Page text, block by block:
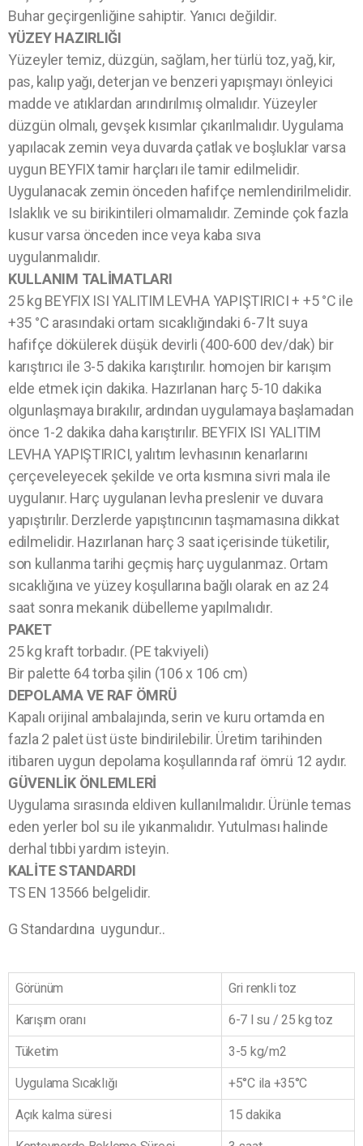
Buhar geçirgenliğine sahiptir. Yanıcı değildir.
YÜZEY HAZIRLIĞI
Yüzeyler temiz, düzgün, sağlam, her türlü toz, yağ, kir,
pas, kalıp yağı, deterjan ve benzeri yapışmayı önleyici
madde ve atıklardan arındırılmış olmalıdır. Yüzeyler
düzgün olmalı, gevşek kısımlar çıkarılmalıdır. Uygulama
yapılacak zemin veya duvarda çatlak ve boşluklar varsa
uygun BEYFIX tamir harçları ile tamir edilmelidir.
Uygulanacak zemin önceden hafifçe nemlendirilmelidir.
Islaklık ve su birikintileri olmamalıdır. Zeminde çok fazla
kusur varsa önceden ince veya kaba sıva
uygulanmalıdır.
KULLANIM TALİMATLARI
25 kg BEYFIX ISI YALITIM LEVHA YAPIŞTIRICI + +5 °C ile
+35 °C arasındaki ortam sıcaklığındaki 6-7 lt suya
hafifçe dökülerek düşük devirli (400-600 dev/dak) bir
karıştırıcı ile 3-5 dakika karıştırılır. homojen bir karışım
elde etmek için dakika. Hazırlanan harç 5-10 dakika
olgunlaşmaya bırakılır, ardından uygulamaya başlamadan
önce 1-2 dakika daha karıştırılır. BEYFIX ISI YALITIM
LEVHA YAPIŞTIRICI, yalıtım levhasının kenarlarını
çerçeveleyecek şekilde ve orta kısmına sivri mala ile
uygulanır. Harç uygulanan levha preslenir ve duvara
yapıştırılır. Derzlerde yapıştırıcının taşmamasına dikkat
edilmelidir. Hazırlanan harç 3 saat içerisinde tüketilir,
son kullanma tarihi geçmiş harç uygulanmaz. Ortam
sıcaklığına ve yüzey koşullarına bağlı olarak en az 24
saat sonra mekanik dübelleme yapılmalıdır.
PAKET
25 kg kraft torbadır. (PE takviyeli)
Bir palette 64 torba şilin (106 x 106 cm)
DEPOLAMA VE RAF ÖMRÜ
Kapalı orijinal ambalajında, serin ve kuru ortamda en
fazla 2 palet üst üste bindirilebilir. Üretim tarihinden
itibaren uygun depolama koşullarında raf ömrü 12 aydır.
GÜVENLİK ÖNLEMLERİ
Uygulama sırasında eldiven kullanılmalıdır. Ürünle temas
eden yerler bol su ile yıkanmalıdır. Yutulması halinde
derhal tıbbi yardım isteyin.
KALİTE STANDARDI
TS EN 13566 belgelidir.
G Standardına uygundur..
Görünüm Gri renkli toz
Karışım oranı 6-7 l su / 25 kg toz
Tüketim 3-5 kg/m2
Uygulama Sıcaklığı +5°C ila +35°C
Açık kalma süresi 15 dakika